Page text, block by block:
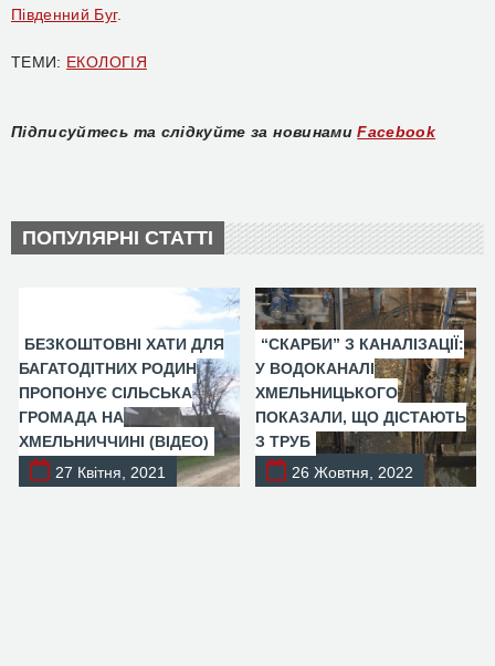
Південний Буг.
ТЕМИ: ЕКОЛОГІЯ
Підписуйтесь та слідкуйте за новинами Facebook
ПОПУЛЯРНІ СТАТТІ
БЕЗКОШТОВНІ ХАТИ ДЛЯ
БАГАТОДІТНИХ РОДИН
ПРОПОНУЄ СІЛЬСЬКА
ГРОМАДА НА
ХМЕЛЬНИЧЧИНІ (ВІДЕО)
27 Квітня, 2021
“СКАРБИ” З КАНАЛІЗАЦІЇ:
У ВОДОКАНАЛІ
ХМЕЛЬНИЦЬКОГО
ПОКАЗАЛИ, ЩО ДІСТАЮТЬ
З ТРУБ
26 Жовтня, 2022